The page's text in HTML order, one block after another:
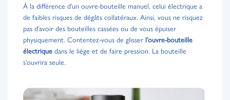
À la différence d’un ouvre-bouteille manuel, celui électrique a
de faibles risques de dégâts collatéraux. Ainsi, vous ne risquez
pas d’avoir des bouteilles cassées ou de vous épuiser
physiquement. Contentez-vous de glisser l’ouvre-bouteille
électrique dans le liège et de faire pression. La bouteille
s’ouvrira seule.